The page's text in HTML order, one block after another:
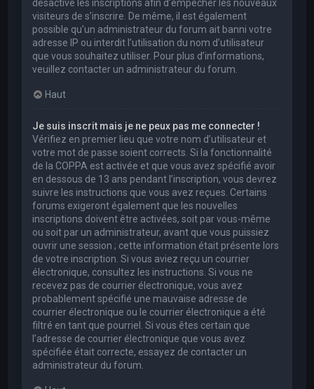
désactivé les inscriptions afin d’empêcher les nouveaux
visiteurs de s’inscrire. De même, il est également
possible qu’un administrateur du forum ait banni votre
adresse IP ou interdit l’utilisation du nom d’utilisateur
que vous souhaitez utiliser. Pour plus d’informations,
veuillez contacter un administrateur du forum.
Haut
Je suis inscrit mais je ne peux pas me connecter !
Vérifiez en premier lieu que votre nom d’utilisateur et
votre mot de passe soient corrects. Si la fonctionnalité
de la COPPA est activée et que vous avez spécifié avoir
en dessous de 13 ans pendant l’inscription, vous devrez
suivre les instructions que vous avez reçues. Certains
forums exigeront également que les nouvelles
inscriptions doivent être activées, soit par vous-même
ou soit par un administrateur, avant que vous puissiez
ouvrir une session ; cette information était présente lors
de votre inscription. Si vous aviez reçu un courrier
électronique, consultez les instructions. Si vous ne
recevez pas de courrier électronique, vous avez
probablement spécifié une mauvaise adresse de
courrier électronique ou le courrier électronique a été
filtré en tant que pourriel. Si vous êtes certain que
l’adresse de courrier électronique que vous avez
spécifiée était correcte, essayez de contacter un
administrateur du forum.